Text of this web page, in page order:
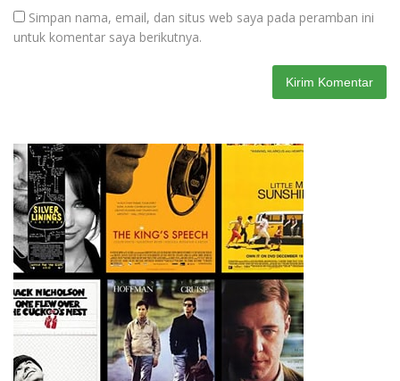
Simpan nama, email, dan situs web saya pada peramban ini
untuk komentar saya berikutnya.